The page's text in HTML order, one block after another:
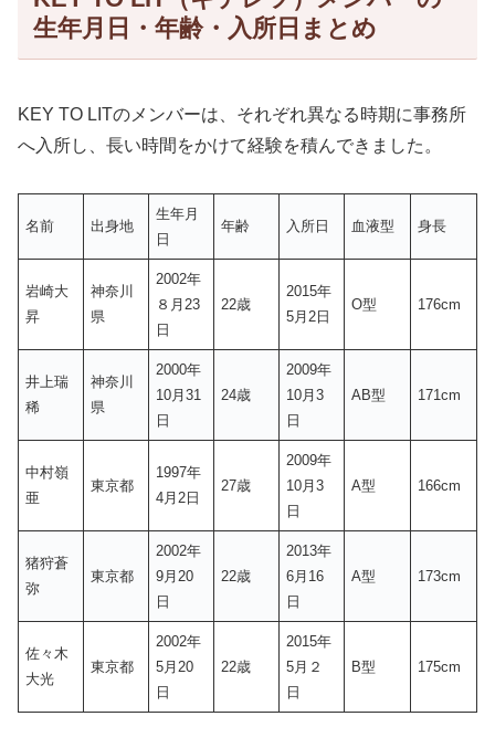
生年月日・年齢・入所日まとめ
KEY TO LITのメンバーは、それぞれ異なる時期に事務所
へ入所し、長い時間をかけて経験を積んできました。
名前 出身地
生年月
日
年齢 入所日 血液型 身長
岩崎大
昇
神奈川
県
2002年
８月23
日
22歳
2015年
5月2日
O型 176cm
井上瑞
稀
神奈川
県
2000年
10月31
日
24歳
2009年
10月3
日
AB型 171cm
中村嶺
亜
東京都
1997年
4月2日
27歳
2009年
10月3
日
A型 166cm
猪狩蒼
弥
東京都
2002年
9月20
日
22歳
2013年
6月16
日
A型 173cm
佐々木
大光
東京都
2002年
5月20
日
22歳
2015年
5月２
日
B型 175cm